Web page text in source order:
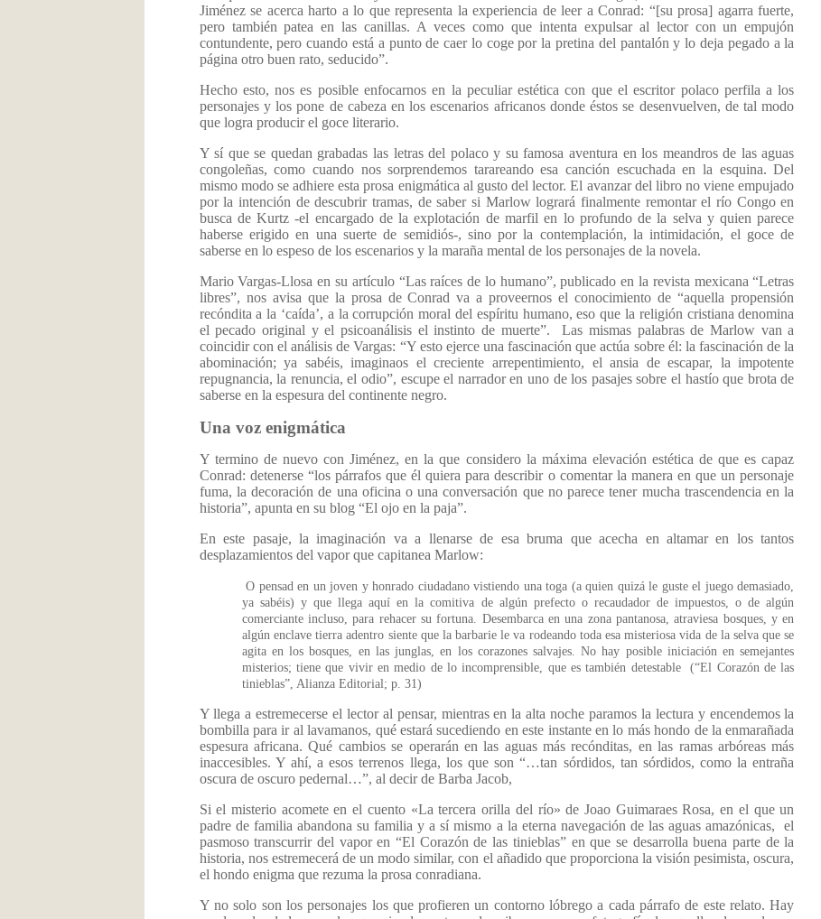
Jiménez se acerca harto a lo que representa la experiencia de leer a Conrad: “[su prosa] agarra fuerte,
pero también patea en las canillas. A veces como que intenta expulsar al lector con un empujón
contundente, pero cuando está a punto de caer lo coge por la pretina del pantalón y lo deja pegado a la
página otro buen rato, seducido”.
Hecho esto, nos es posible enfocarnos en la peculiar estética con que el escritor polaco perfila a los
personajes y los pone de cabeza en los escenarios africanos donde éstos se desenvuelven, de tal modo
que logra producir el goce literario.
Y sí que se quedan grabadas las letras del polaco y su famosa aventura en los meandros de las aguas
congoleñas, como cuando nos sorprendemos tarareando esa canción escuchada en la esquina. Del
mismo modo se adhiere esta prosa enigmática al gusto del lector. El avanzar del libro no viene empujado
por la intención de descubrir tramas, de saber si Marlow logrará finalmente remontar el río Congo en
busca de Kurtz -el encargado de la explotación de marfil en lo profundo de la selva y quien parece
haberse erigido en una suerte de semidiós-, sino por la contemplación, la intimidación, el goce de
saberse en lo espeso de los escenarios y la maraña mental de los personajes de la novela.
Mario Vargas-Llosa en su artículo “Las raíces de lo humano”, publicado en la revista mexicana “Letras
libres”, nos avisa que la prosa de Conrad va a proveernos el conocimiento de “aquella propensión
recóndita a la ‘caída’, a la corrupción moral del espíritu humano, eso que la religión cristiana denomina
el pecado original y el psicoanálisis el instinto de muerte”. Las mismas palabras de Marlow van a
coincidir con el análisis de Vargas: “Y esto ejerce una fascinación que actúa sobre él: la fascinación de la
abominación; ya sabéis, imaginaos el creciente arrepentimiento, el ansia de escapar, la impotente
repugnancia, la renuncia, el odio”, escupe el narrador en uno de los pasajes sobre el hastío que brota de
saberse en la espesura del continente negro.
Una voz enigmática
Y termino de nuevo con Jiménez, en la que considero la máxima elevación estética de que es capaz
Conrad: detenerse “los párrafos que él quiera para describir o comentar la manera en que un personaje
fuma, la decoración de una oficina o una conversación que no parece tener mucha trascendencia en la
historia”, apunta en su blog “El ojo en la paja”.
En este pasaje, la imaginación va a llenarse de esa bruma que acecha en altamar en los tantos
desplazamientos del vapor que capitanea Marlow:
O pensad en un joven y honrado ciudadano vistiendo una toga (a quien quizá le guste el juego demasiado,
ya sabéis) y que llega aquí en la comitiva de algún prefecto o recaudador de impuestos, o de algún
comerciante incluso, para rehacer su fortuna. Desembarca en una zona pantanosa, atraviesa bosques, y en
algún enclave tierra adentro siente que la barbarie le va rodeando toda esa misteriosa vida de la selva que se
agita en los bosques, en las junglas, en los corazones salvajes. No hay posible iniciación en semejantes
misterios; tiene que vivir en medio de lo incomprensible, que es también detestable (“El Corazón de las
tinieblas”, Alianza Editorial; p. 31)
Y llega a estremecerse el lector al pensar, mientras en la alta noche paramos la lectura y encendemos la
bombilla para ir al lavamanos, qué estará sucediendo en este instante en lo más hondo de la enmarañada
espesura africana. Qué cambios se operarán en las aguas más recónditas, en las ramas arbóreas más
inaccesibles. Y ahí, a esos terrenos llega, los que son “…tan sórdidos, tan sórdidos, como la entraña
oscura de oscuro pedernal…”, al decir de Barba Jacob,
Si el misterio acomete en el cuento «La tercera orilla del río» de Joao Guimaraes Rosa, en el que un
padre de familia abandona su familia y a sí mismo a la eterna navegación de las aguas amazónicas, el
pasmoso transcurrir del vapor en “El Corazón de las tinieblas” en que se desarrolla buena parte de la
historia, nos estremecerá de un modo similar, con el añadido que proporciona la visión pesimista, oscura,
el hondo enigma que rezuma la prosa conradiana.
Y no solo son los personajes los que profieren un contorno lóbrego a cada párrafo de este relato. Hay